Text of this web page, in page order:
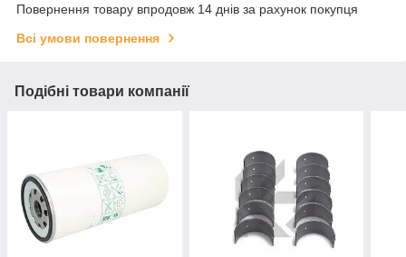
Повернення товару впродовж 14 днів за рахунок покупця
Всі умови повернення
Подібні товари компанії